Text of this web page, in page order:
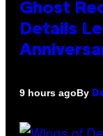
Ghost
Details
9 hours agoBy